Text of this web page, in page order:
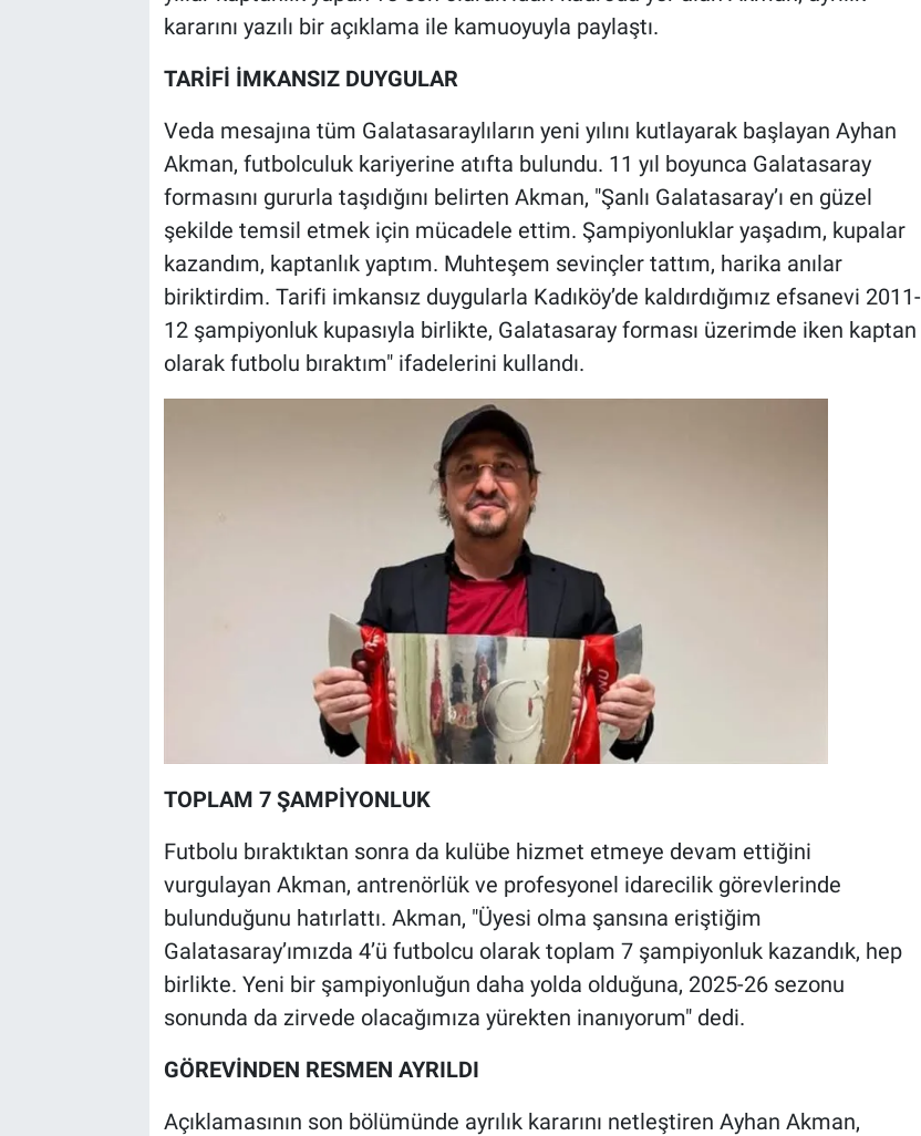
kararını yazılı bir açıklama ile kamuoyuyla paylaştı.
TARİFİ İMKANSIZ DUYGULAR
Veda mesajına tüm Galatasaraylıların yeni yılını kutlayarak başlayan Ayhan
Akman, futbolculuk kariyerine atıfta bulundu. 11 yıl boyunca Galatasaray
formasını gururla taşıdığını belirten Akman, "Şanlı Galatasaray’ı en güzel
şekilde temsil etmek için mücadele ettim. Şampiyonluklar yaşadım, kupalar
kazandım, kaptanlık yaptım. Muhteşem sevinçler tattım, harika anılar
biriktirdim. Tarifi imkansız duygularla Kadıköy’de kaldırdığımız efsanevi 2011-
12 şampiyonluk kupasıyla birlikte, Galatasaray forması üzerimde iken kaptan
olarak futbolu bıraktım" ifadelerini kullandı.
TOPLAM 7 ŞAMPİYONLUK
Futbolu bıraktıktan sonra da kulübe hizmet etmeye devam ettiğini
vurgulayan Akman, antrenörlük ve profesyonel idarecilik görevlerinde
bulunduğunu hatırlattı. Akman, "Üyesi olma şansına eriştiğim
Galatasaray’ımızda 4’ü futbolcu olarak toplam 7 şampiyonluk kazandık, hep
birlikte. Yeni bir şampiyonluğun daha yolda olduğuna, 2025-26 sezonu
sonunda da zirvede olacağımıza yürekten inanıyorum" dedi.
GÖREVİNDEN RESMEN AYRILDI
Açıklamasının son bölümünde ayrılık kararını netleştiren Ayhan Akman,